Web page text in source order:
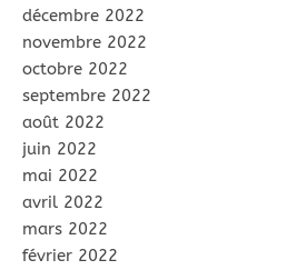
décembre 2022
novembre 2022
octobre 2022
septembre 2022
août 2022
juin 2022
mai 2022
avril 2022
mars 2022
février 2022